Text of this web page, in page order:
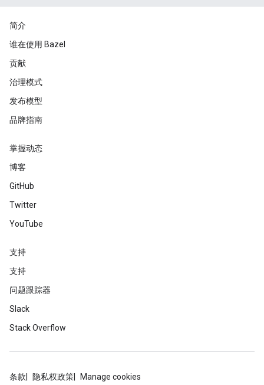
简介
谁在使用 Bazel
贡献
治理模式
发布模型
品牌指南
掌握动态
博客
GitHub
Twitter
YouTube
支持
支持
问题跟踪器
Slack
Stack Overflow
条款 隐私权政策 Manage cookies